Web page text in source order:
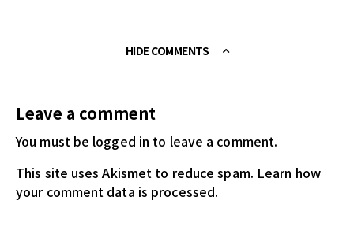
HIDE COMMENTS
Leave a comment
You must be logged in to leave a comment.
This site uses Akismet to reduce spam. Learn how
your comment data is processed.